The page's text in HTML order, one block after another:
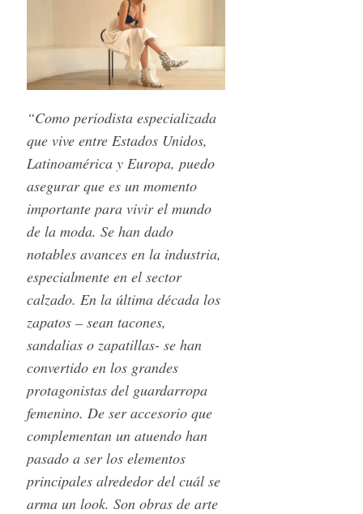
“Como periodista especializada
que vive entre Estados Unidos,
Latinoamérica y Europa, puedo
asegurar que es un momento
importante para vivir el mundo
de la moda. Se han dado
notables avances en la industria,
especialmente en el sector
calzado. En la última década los
zapatos – sean tacones,
sandalias o zapatillas- se han
convertido en los grandes
protagonistas del guardarropa
femenino. De ser accesorio que
complementan un atuendo han
pasado a ser los elementos
principales alrededor del cuál se
arma un look. Son obras de arte
e
a
r
c